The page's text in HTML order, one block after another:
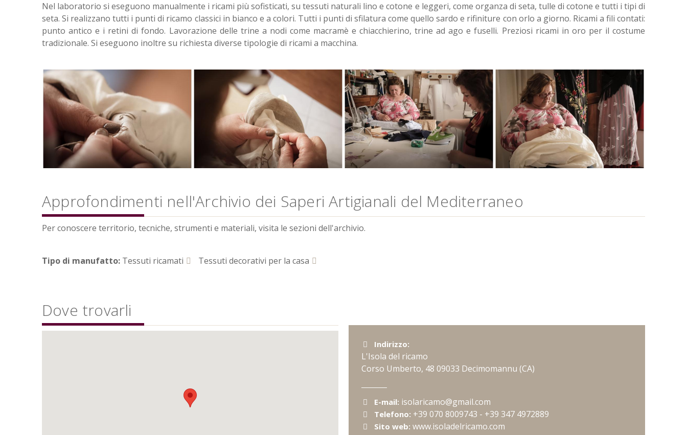
Nel laboratorio si eseguono manualmente i ricami più sofisticati, su tessuti naturali lino e cotone e leggeri, come organza di seta, tulle di cotone e tutti i tipi di
seta. Si realizzano tutti i punti di ricamo classici in bianco e a colori. Tutti i punti di sfilatura come quello sardo e rifiniture con orlo a giorno. Ricami a fili contati:
punto antico e i retini di fondo. Lavorazione delle trine a nodi come macramè e chiacchierino, trine ad ago e fuselli. Preziosi ricami in oro per il costume
tradizionale. Si eseguono inoltre su richiesta diverse tipologie di ricami a macchina.
Approfondimenti nell'Archivio dei Saperi Artigianali del Mediterraneo
Per conoscere territorio, tecniche, strumenti e materiali, visita le sezioni dell'archivio.
Tipo di manufatto: Tessuti ricamati Tessuti decorativi per la casa
Dove trovarli
Indirizzo:
L'Isola del ricamo
Corso Umberto, 48 09033 Decimomannu (CA)
E-mail: isolaricamo@gmail.com
Telefono: +39 070 8009743 - +39 347 4972889
Sito web: www.isoladelricamo.com